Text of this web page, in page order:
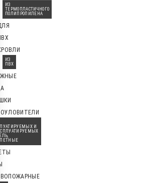
ИЗ
ТЕРМОПЛАСТИЧНОГО
ПОЛИПРОПИЛЕНА
ИЗ
ПВХ
И